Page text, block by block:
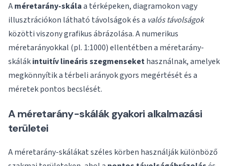
Améretarány-skálaa térképeken, diagramokon vagy
illusztrációkon látható távolságok és a valós távolságok
közötti viszony grafikus ábrázolása. A numerikus
méretarányokkal (pl. 1:1000) ellentétben a méretarány-
skálákintuitív lineáris szegmensekethasználnak, amelyek
megkönnyítik a térbeli arányok gyors megértését és a
méretek pontos becslését.
A méretarány-skálák gyakori alkalmazási
területei
A méretarány-skálákat széles körben használják különböző